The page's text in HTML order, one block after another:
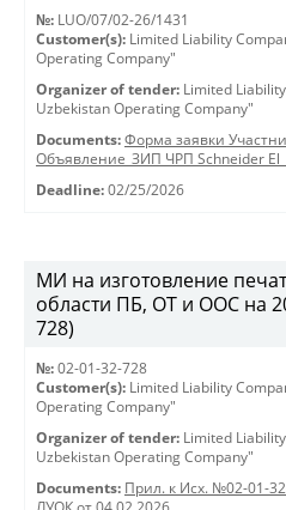
№: LUO/07/02-26/1431
Customer(s): Limited Liability
Operating Company"
Organizer of tender: Limited
Uzbekistan Operating Company"
Documents: Форма заявки
Объявление_ЗИП ЧРП Schneider
Deadline: 02/25/2026
МИ на изготовление
области ПБ, ОТ и ООС на
728)
№: 02-01-32-728
Customer(s): Limited Liability
Operating Company"
Organizer of tender: Limited
Uzbekistan Operating Company"
Documents: Прил. к Исх. №02-01-